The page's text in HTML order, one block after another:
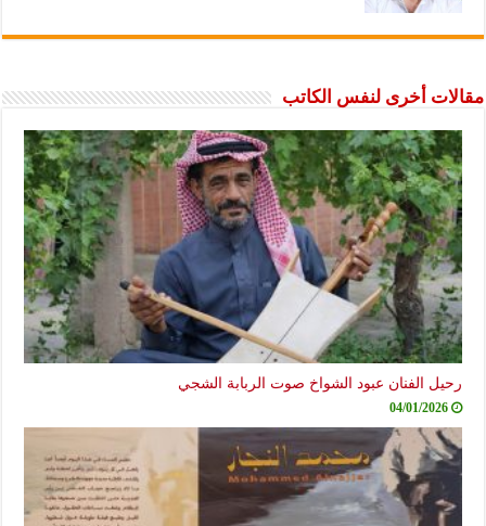
مقالات أخرى لنفس الكاتب
رحيل الفنان عبود الشواخ صوت الربابة الشجي
04/01/2026